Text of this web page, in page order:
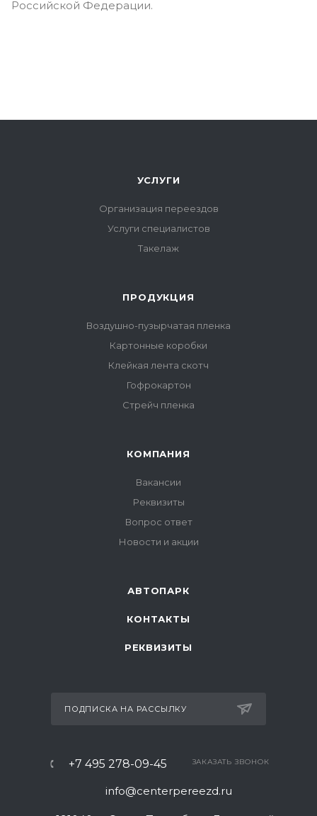
Российской Федерации.
УСЛУГИ
Организация переездов
Услуги специалистов
Такелаж
ПРОДУКЦИЯ
Воздушно-пузырчатая пленка
Картонные коробки
Клейкая лента скотч
Гофрокартон
Стрейч пленка
КОМПАНИЯ
Вакансии
Реквизиты
Вопрос ответ
Новости и акции
АВТОПАРК
КОНТАКТЫ
РЕКВИЗИТЫ
ПОДПИСКА НА РАССЫЛКУ
+7 495 278-09-45 ЗАКАЗАТЬ ЗВОНОК
info@centerpereezd.ru